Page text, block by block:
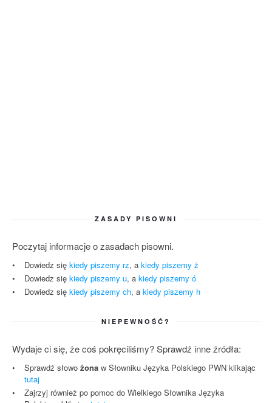
ZASADY PISOWNI
Poczytaj informacje o zasadach pisowni.
Dowiedz się kiedy piszemy rz, a kiedy piszemy ż
Dowiedz się kiedy piszemy u, a kiedy piszemy ó
Dowiedz się kiedy piszemy ch, a kiedy piszemy h
NIEPEWNOŚĆ?
Wydaje ci się, że coś pokręciliśmy? Sprawdź inne źródła:
Sprawdź słowo żona w Słowniku Języka Polskiego PWN klikając
tutaj
Zajrzyj również po pomoc do Wielkiego Słownika Języka